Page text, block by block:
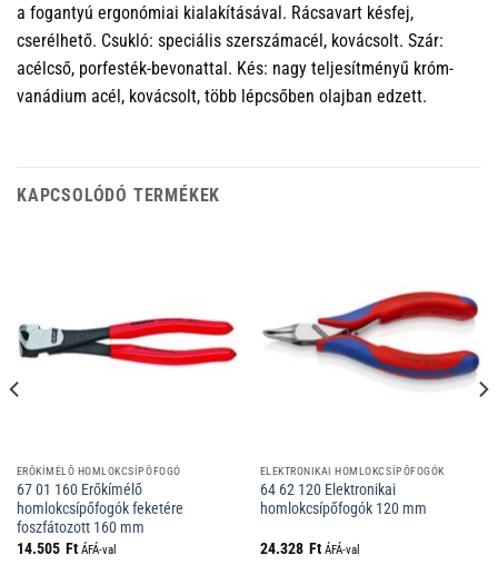
a fogantyú ergonómiai kialakításával. Rácsavart késfej,
cserélhető. Csukló: speciális szerszámacél, kovácsolt. Szár:
acélcső, porfesték-bevonattal. Kés: nagy teljesítményű króm-
vanádium acél, kovácsolt, több lépcsőben olajban edzett.
KAPCSOLÓDÓ TERMÉKEK
ERŐKÍMÉLŐ HOMLOKCSÍPŐFOGÓ
67 01 160 Erőkímélő
homlokcsípőfogók feketére
foszfátozott 160 mm
14.505 Ft ÁFÁ-val
ELEKTRONIKAI HOMLOKCSÍPŐFOGÓK
64 62 120 Elektronikai
homlokcsípőfogók 120 mm
24.328 Ft ÁFÁ-val